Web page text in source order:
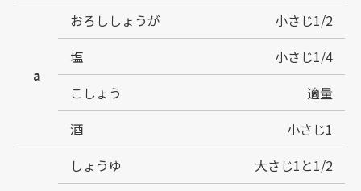
a
おろししょうが
小さじ1/2
塩
小さじ1/4
こしょう
適量
酒
小さじ1
しょうゆ
大さじ1と1/2